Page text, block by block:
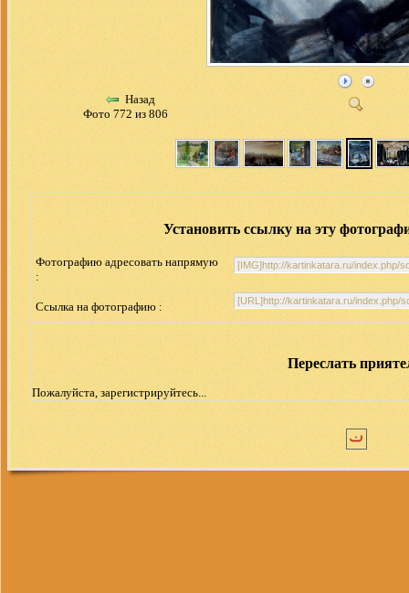
Назад
Фото 772 из 806
Установить ссылку на эту
Фотографию адресовать напрямую
:
Ссылка на фотографию :
Переслать
Пожалуйста, зарегистрируйтесь...